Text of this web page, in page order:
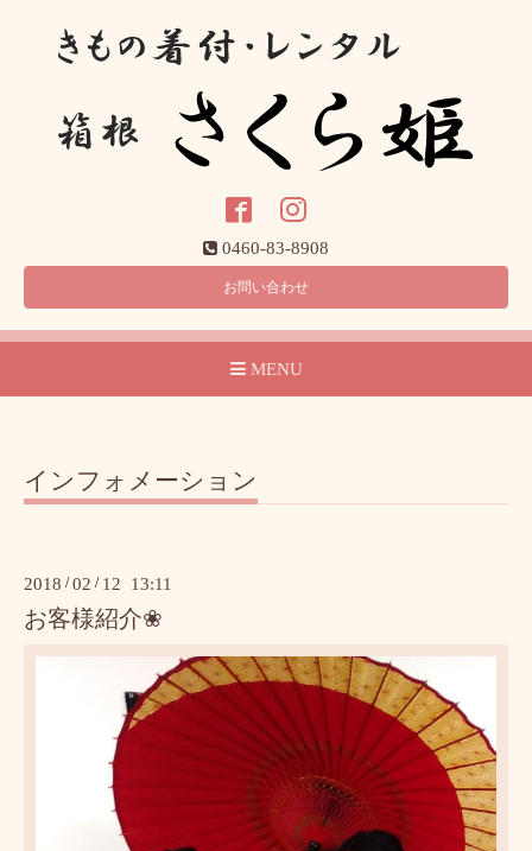
0460-83-8908
お問い合わせ
MENU
インフォメーション
2018 /02 / 12 13:11
お客様紹介❀